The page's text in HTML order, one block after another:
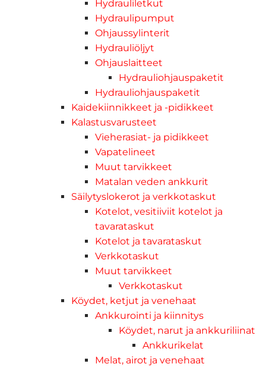
Hydrauliletkut
Hydraulipumput
Ohjaussylinterit
Hydrauliöljyt
Ohjauslaitteet
Hydrauliohjauspaketit
Hydrauliohjauspaketit
Kaidekiinnikkeet ja -pidikkeet
Kalastusvarusteet
Vieherasiat- ja pidikkeet
Vapatelineet
Muut tarvikkeet
Matalan veden ankkurit
Säilytyslokerot ja verkkotaskut
Kotelot, vesitiiviit kotelot ja
tavarataskut
Kotelot ja tavarataskut
Verkkotaskut
Muut tarvikkeet
Verkkotaskut
Köydet, ketjut ja venehaat
Ankkurointi ja kiinnitys
Köydet, narut ja ankkuriliinat
Ankkurikelat
Melat, airot ja venehaat